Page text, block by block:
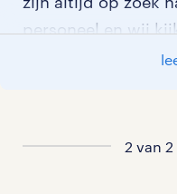
personeel en wij
met je naar de
2 van